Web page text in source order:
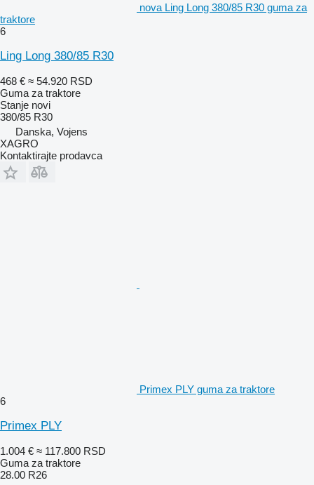
nova Ling Long 380/85 R30 guma za
traktore
6
Ling Long 380/85 R30
468 € ≈ 54.920 RSD
Guma za traktore
Stanje novi
380/85 R30
Danska, Vojens
XAGRO
Kontaktirajte prodavca
Primex PLY guma za traktore
6
Primex PLY
1.004 € ≈ 117.800 RSD
Guma za traktore
28.00 R26